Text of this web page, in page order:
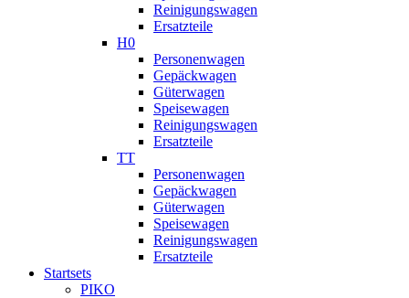
Reinigungswagen
Ersatzteile
H0
Personenwagen
Gepäckwagen
Güterwagen
Speisewagen
Reinigungswagen
Ersatzteile
TT
Personenwagen
Gepäckwagen
Güterwagen
Speisewagen
Reinigungswagen
Ersatzteile
Startsets
PIKO